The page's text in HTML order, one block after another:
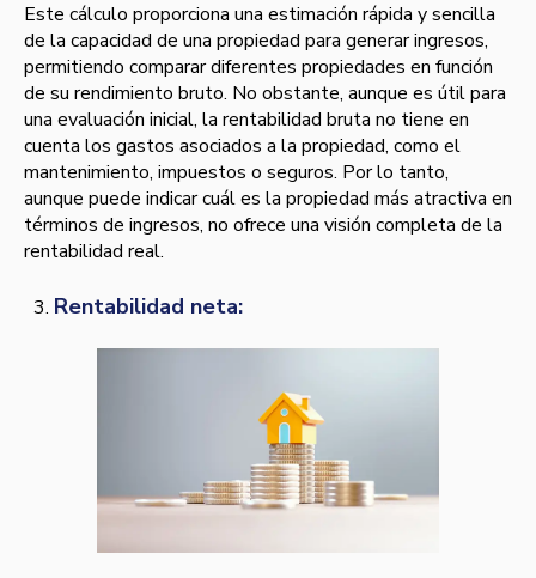
Este cálculo proporciona una estimación rápida y sencilla
de la capacidad de una propiedad para generar ingresos,
permitiendo comparar diferentes propiedades en función
de su rendimiento bruto. No obstante, aunque es útil para
una evaluación inicial, la rentabilidad bruta no tiene en
cuenta los gastos asociados a la propiedad, como el
mantenimiento, impuestos o seguros. Por lo tanto,
aunque puede indicar cuál es la propiedad más atractiva en
términos de ingresos, no ofrece una visión completa de la
rentabilidad real.
Rentabilidad neta: